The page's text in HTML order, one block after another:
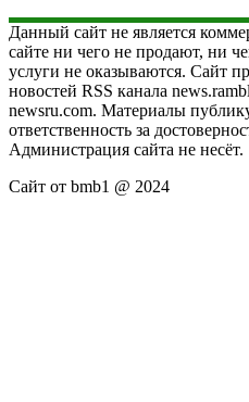
Данный сайт не является
сайте ни чего не продают, ни
услуги не оказываются. Сайт
новостей RSS канала
newsru.com. Материалы
ответственность за
Администрация сайта не несёт.
Сайт от bmb1 @ 2024